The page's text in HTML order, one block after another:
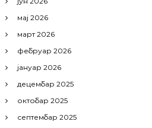
мај 2026
март 2026
фебруар 2026
јануар 2026
децембар 2025
октобар 2025
септембар 2025